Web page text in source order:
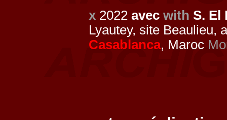
x 2022 avec with S. El
Lyautey, site Beaulieu,
Casablanca, Maroc